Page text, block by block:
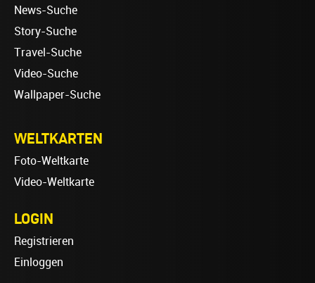
News-Suche
Story-Suche
Travel-Suche
Video-Suche
Wallpaper-Suche
WELTKARTEN
Foto-Weltkarte
Video-Weltkarte
LOGIN
Registrieren
Einloggen